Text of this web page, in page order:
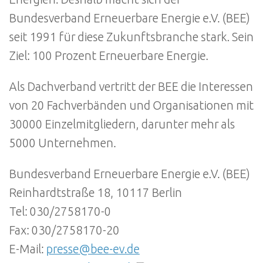
Bundesverband Erneuerbare Energie e.V. (BEE)
seit 1991 für diese Zukunftsbranche stark. Sein
Ziel: 100 Prozent Erneuerbare Energie.
Als Dachverband vertritt der BEE die Interessen
von 20 Fachverbänden und Organisationen mit
30000 Einzelmitgliedern, darunter mehr als
5000 Unternehmen.
Bundesverband Erneuerbare Energie e.V. (BEE)
Reinhardtstraße 18, 10117 Berlin
Tel: 030/2758170-0
Fax: 030/2758170-20
E-Mail: presse@bee-ev.de